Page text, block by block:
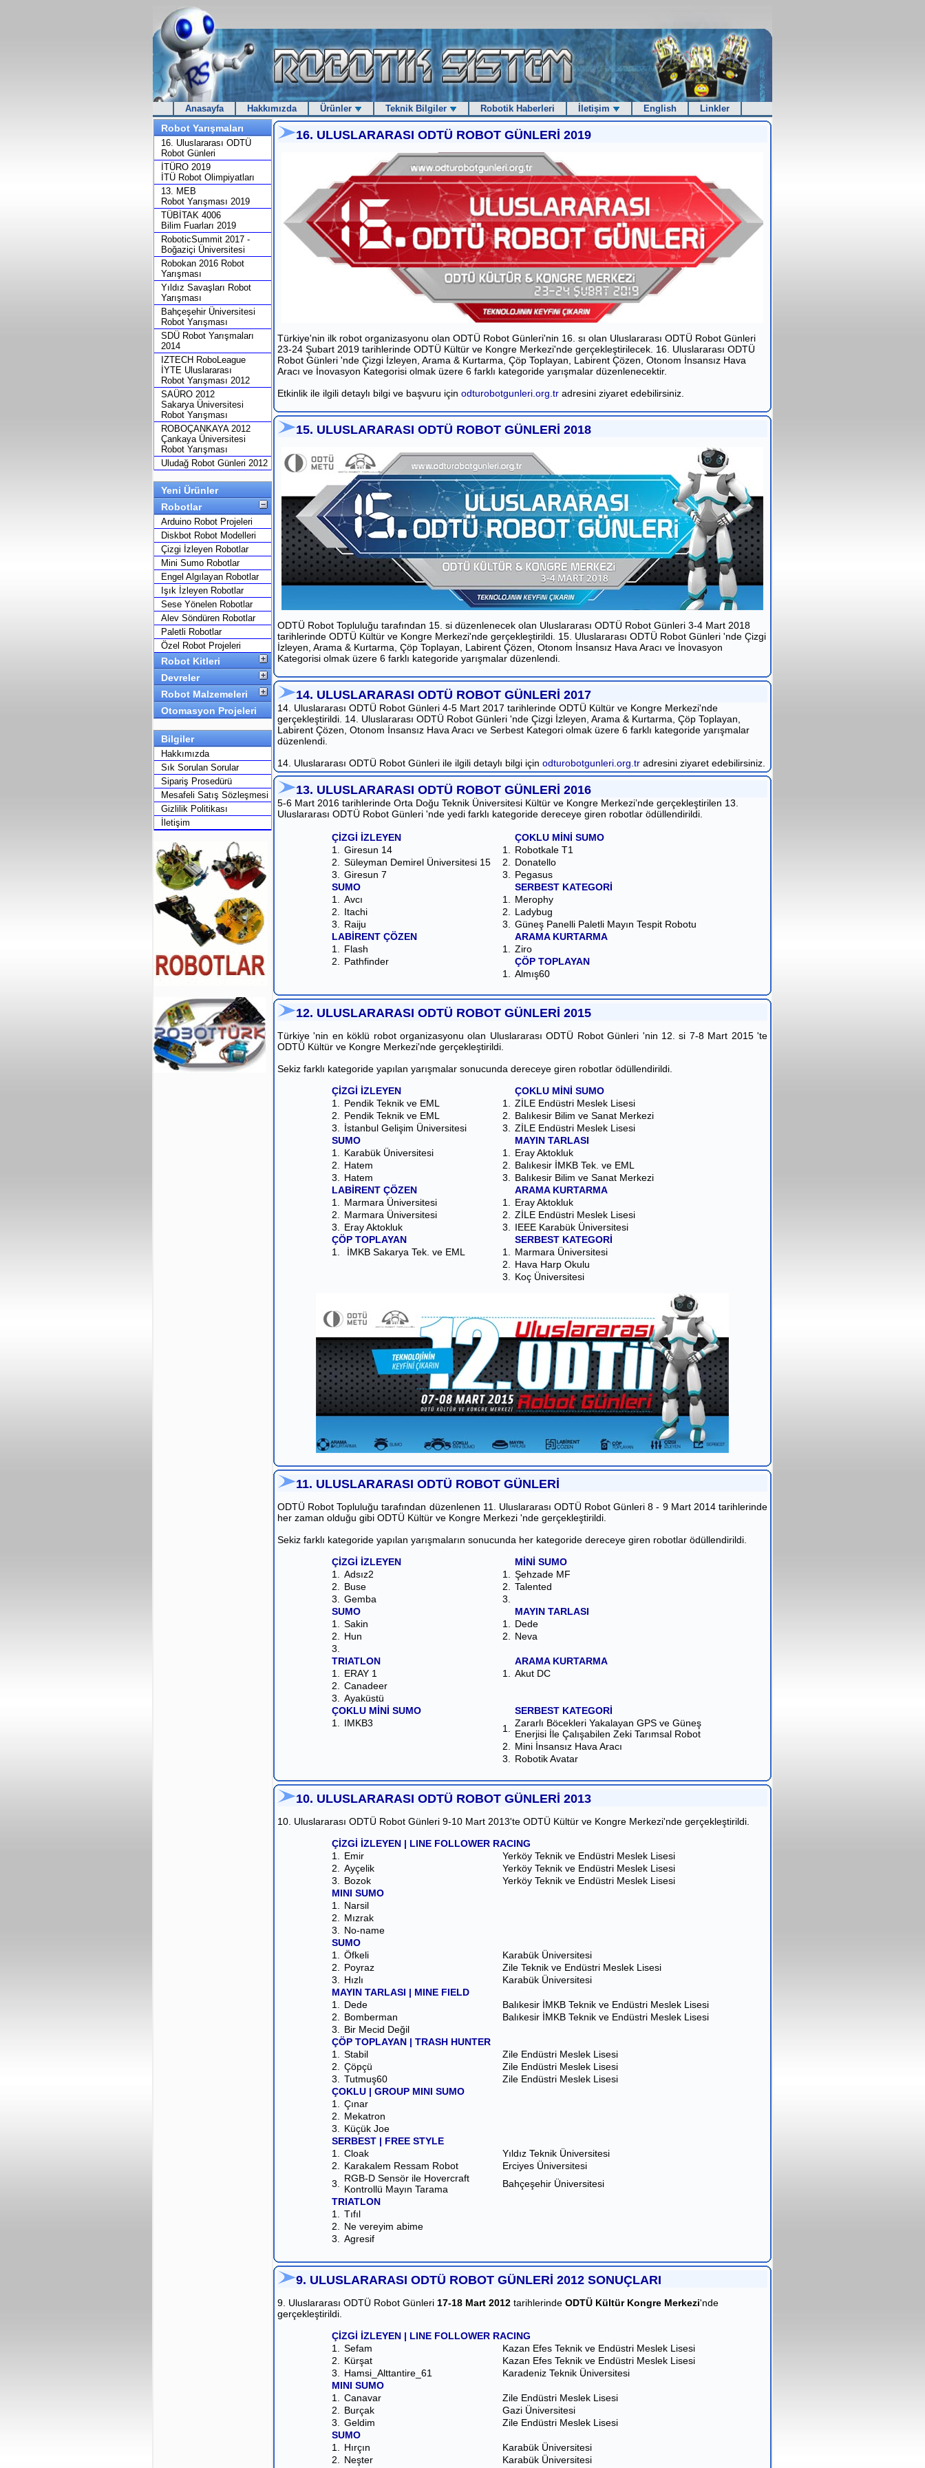
Anasayfa Hakkımızda Ürünler Teknik Bilgiler Robotik Haberleri İletişim English Linkler
Robot Yarışmaları
16. Uluslararası ODTÜ
Robot Günleri
İTÜRO 2019
İTÜ Robot Olimpiyatları
13. MEB
Robot Yarışması 2019
TÜBİTAK 4006
Bilim Fuarları 2019
RoboticSummit 2017 -
Boğaziçi Üniversitesi
Robokan 2016 Robot
Yarışması
Yıldız Savaşları Robot
Yarışması
Bahçeşehir Üniversitesi
Robot Yarışması
SDÜ Robot Yarışmaları
2014
IZTECH RoboLeague
İYTE Uluslararası
Robot Yarışması 2012
SAÜRO 2012
Sakarya Üniversitesi
Robot Yarışması
ROBOÇANKAYA 2012
Çankaya Üniversitesi
Robot Yarışması
Uludağ Robot Günleri 2012
Yeni Ürünler
Robotlar
Arduino Robot Projeleri
Diskbot Robot Modelleri
Çizgi İzleyen Robotlar
Mini Sumo Robotlar
Engel Algılayan Robotlar
Işık İzleyen Robotlar
Sese Yönelen Robotlar
Alev Söndüren Robotlar
Paletli Robotlar
Özel Robot Projeleri
Robot Kitleri
Devreler
Robot Malzemeleri
Otomasyon Projeleri
Bilgiler
Hakkımızda
Sık Sorulan Sorular
Sipariş Prosedürü
Mesafeli Satış Sözleşmesi
Gizlilik Politikası
İletişim
16. ULUSLARARASI ODTÜ ROBOT GÜNLERİ 2019
Türkiye'nin ilk robot organizasyonu olan ODTÜ Robot Günleri'nin 16. sı olan Uluslararası ODTÜ Robot Günleri
23-24 Şubart 2019 tarihlerinde ODTÜ Kültür ve Kongre Merkezi'nde gerçekleştirilecek. 16. Uluslararası ODTÜ
Robot Günleri 'nde Çizgi İzleyen, Arama & Kurtarma, Çöp Toplayan, Labirent Çözen, Otonom İnsansız Hava
Aracı ve İnovasyon Kategorisi olmak üzere 6 farklı kategoride yarışmalar düzenlenecektir.
Etkinlik ile ilgili detaylı bilgi ve başvuru için odturobotgunleri.org.tr adresini ziyaret edebilirsiniz.
15. ULUSLARARASI ODTÜ ROBOT GÜNLERİ 2018
ODTÜ Robot Topluluğu tarafından 15. si düzenlenecek olan Uluslararası ODTÜ Robot Günleri 3-4 Mart 2018
tarihlerinde ODTÜ Kültür ve Kongre Merkezi'nde gerçekleştirildi. 15. Uluslararası ODTÜ Robot Günleri 'nde Çizgi
İzleyen, Arama & Kurtarma, Çöp Toplayan, Labirent Çözen, Otonom İnsansız Hava Aracı ve İnovasyon
Kategorisi olmak üzere 6 farklı kategoride yarışmalar düzenlendi.
14. ULUSLARARASI ODTÜ ROBOT GÜNLERİ 2017
14. Uluslararası ODTÜ Robot Günleri 4-5 Mart 2017 tarihlerinde ODTÜ Kültür ve Kongre Merkezi'nde
gerçekleştirildi. 14. Uluslararası ODTÜ Robot Günleri 'nde Çizgi İzleyen, Arama & Kurtarma, Çöp Toplayan,
Labirent Çözen, Otonom İnsansız Hava Aracı ve Serbest Kategori olmak üzere 6 farklı kategoride yarışmalar
düzenlendi.
14. Uluslararası ODTÜ Robot Günleri ile ilgili detaylı bilgi için odturobotgunleri.org.tr adresini ziyaret edebilirsiniz.
13. ULUSLARARASI ODTÜ ROBOT GÜNLERİ 2016
5-6 Mart 2016 tarihlerinde Orta Doğu Teknik Üniversitesi Kültür ve Kongre Merkezi’nde gerçekleştirilen 13.
Uluslararası ODTÜ Robot Günleri 'nde yedi farklı kategoride dereceye giren robotlar ödüllendirildi.
ÇİZGİ İZLEYEN
ÇOKLU MİNİ SUMO
1.
Giresun 14 1.
Robotkale T1
2.
Süleyman Demirel Üniversitesi 15 2.
Donatello
3.
Giresun 7 3.
Pegasus
SUMO
SERBEST KATEGORİ
1.
Avcı 1.
Merophy
2.
Itachi 2.
Ladybug
3.
Raiju 3.
Güneş Panelli Paletli Mayın Tespit Robotu
LABİRENT ÇÖZEN
ARAMA KURTARMA
1.
Flash 1.
Ziro
2.
Pathfinder
ÇÖP TOPLAYAN
1.
Almış60
12. ULUSLARARASI ODTÜ ROBOT GÜNLERİ 2015
Türkiye 'nin en köklü robot organizasyonu olan Uluslararası ODTÜ Robot Günleri 'nin 12. si 7-8 Mart 2015 'te
ODTÜ Kültür ve Kongre Merkezi'nde gerçekleştirildi.
Sekiz farklı kategoride yapılan yarışmalar sonucunda dereceye giren robotlar ödüllendirildi.
ÇİZGİ İZLEYEN
ÇOKLU MİNİ SUMO
1.
Pendik Teknik ve EML 1.
ZİLE Endüstri Meslek Lisesi
2.
Pendik Teknik ve EML 2.
Balıkesir Bilim ve Sanat Merkezi
3.
İstanbul Gelişim Üniversitesi 3.
ZİLE Endüstri Meslek Lisesi
SUMO
MAYIN TARLASI
1.
Karabük Üniversitesi 1.
Eray Aktokluk
2.
Hatem 2.
Balıkesir İMKB Tek. ve EML
3.
Hatem 3.
Balıkesir Bilim ve Sanat Merkezi
LABİRENT ÇÖZEN
ARAMA KURTARMA
1.
Marmara Üniversitesi 1.
Eray Aktokluk
2.
Marmara Üniversitesi 2.
ZİLE Endüstri Meslek Lisesi
3.
Eray Aktokluk 3.
IEEE Karabük Üniversitesi
ÇÖP TOPLAYAN
SERBEST KATEGORİ
1.
İMKB Sakarya Tek. ve EML 1.
Marmara Üniversitesi
2.
Hava Harp Okulu
3.
Koç Üniversitesi
11. ULUSLARARASI ODTÜ ROBOT GÜNLERİ
ODTÜ Robot Topluluğu tarafından düzenlenen 11. Uluslararası ODTÜ Robot Günleri 8 - 9 Mart 2014 tarihlerinde
her zaman olduğu gibi ODTÜ Kültür ve Kongre Merkezi 'nde gerçekleştirildi.
Sekiz farklı kategoride yapılan yarışmaların sonucunda her kategoride dereceye giren robotlar ödüllendirildi.
ÇİZGİ İZLEYEN
MİNİ SUMO
1.
Adsız2 1.
Şehzade MF
2.
Buse 2.
Talented
3.
Gemba
3.
SUMO
MAYIN TARLASI
1.
Sakin 1.
Dede
2.
Hun 2.
Neva
3.
TRIATLON
ARAMA KURTARMA
1.
ERAY 1 1.
Akut DC
2.
Canadeer
3.
Ayaküstü
ÇOKLU MİNİ SUMO
SERBEST KATEGORİ
1.
IMKB3 1.
Zararlı Böcekleri Yakalayan GPS ve Güneş
Enerjisi İle Çalışabilen Zeki Tarımsal Robot
2.
Mini İnsansız Hava Aracı
3.
Robotik Avatar
10. ULUSLARARASI ODTÜ ROBOT GÜNLERİ 2013
10. Uluslararası ODTÜ Robot Günleri 9-10 Mart 2013'te ODTÜ Kültür ve Kongre Merkezi'nde gerçekleştirildi.
ÇİZGİ İZLEYEN | LINE FOLLOWER RACING
1.
Emir
Yerköy Teknik ve Endüstri Meslek Lisesi
2.
Ayçelik
Yerköy Teknik ve Endüstri Meslek Lisesi
3.
Bozok
Yerköy Teknik ve Endüstri Meslek Lisesi
MINI SUMO
1.
Narsil
2.
Mızrak
3.
No-name
SUMO
1.
Öfkeli
Karabük Üniversitesi
2.
Poyraz
Zile Teknik ve Endüstri Meslek Lisesi
3.
Hızlı
Karabük Üniversitesi
MAYIN TARLASI | MINE FIELD
1.
Dede
Balıkesir İMKB Teknik ve Endüstri Meslek Lisesi
2.
Bomberman
Balıkesir İMKB Teknik ve Endüstri Meslek Lisesi
3.
Bir Mecid Değil
ÇÖP TOPLAYAN | TRASH HUNTER
1.
Stabil
Zile Endüstri Meslek Lisesi
2.
Çöpçü
Zile Endüstri Meslek Lisesi
3.
Tutmuş60
Zile Endüstri Meslek Lisesi
ÇOKLU | GROUP MINI SUMO
1.
Çınar
2.
Mekatron
3.
Küçük Joe
SERBEST | FREE STYLE
1.
Cloak
Yıldız Teknik Üniversitesi
2.
Karakalem Ressam Robot
Erciyes Üniversitesi
3.
RGB-D Sensör ile Hovercraft
Kontrollü Mayın Tarama
Bahçeşehir Üniversitesi
TRIATLON
1.
Tıfıl
2.
Ne vereyim abime
3.
Agresif
9. ULUSLARARASI ODTÜ ROBOT GÜNLERİ 2012 SONUÇLARI
9. Uluslararası ODTÜ Robot Günleri 17-18 Mart 2012 tarihlerinde ODTÜ Kültür Kongre Merkezi'nde
gerçekleştirildi.
ÇİZGİ İZLEYEN | LINE FOLLOWER RACING
1.
Sefam
Kazan Efes Teknik ve Endüstri Meslek Lisesi
2.
Kürşat
Kazan Efes Teknik ve Endüstri Meslek Lisesi
3.
Hamsi_Alttantire_61
Karadeniz Teknik Üniversitesi
MINI SUMO
1.
Canavar
Zile Endüstri Meslek Lisesi
2.
Burçak
Gazi Üniversitesi
3.
Geldim
Zile Endüstri Meslek Lisesi
SUMO
1.
Hırçın
Karabük Üniversitesi
2.
Neşter
Karabük Üniversitesi